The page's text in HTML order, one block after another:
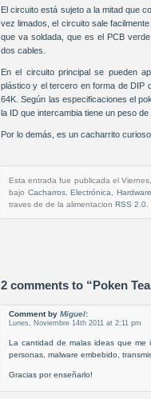
El circuito está sujeto a la mitad que
vez limados, el circuito sale
que va soldada, que es el PCB
dos cables.
En el circuito principal se pueden
plástico y el tercero en forma de DIP
64K. Según las especificaciones el
la ID que intercambia tiene un peso de
Por lo demás, es un cacharrito
Esta entrada fue publicada el
bajo Cacharros,Electrónica
Hardware
traves de de la alimentacion RSS 2.0
2 comments to “Poken
Comment by Miguel:
Lunes, Noviembre 14th 2011 at 2:11 pm
La cantidad de malas ideas que me
personas, malware embebido,
Gracias por enseñarlo!